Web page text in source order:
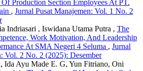
Production Section Employees At PT.
, Jurnal Pusat Manajemen: Vol. 1 No. 2
Indriasari , Iswidana Utama Putra , The
Work Motivation, And Leadership
At SMA Negeri 4 Seluma , Jurnal
Vol. 2 No. 2 (2025): Desember
Ida Ayu Made E. G, Yun Fitriano, Oni